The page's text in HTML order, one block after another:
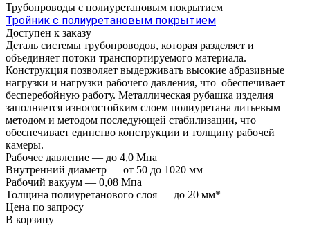
Трубопроводы с полиуретановым покрытием
Тройник с полиуретановым покрытием
Доступен к заказу
Деталь системы трубопроводов, которая разделяет и
объединяет потоки транспортируемого материала.
Конструкция позволяет выдерживать высокие абразивные
нагрузки и нагрузки рабочего давления, что обеспечивает
бесперебойную работу. Металлическая рубашка изделия
заполняется износостойким слоем полиуретана литьевым
методом и методом последующей стабилизации, что
обеспечивает единство конструкции и толщину рабочей
камеры.
Рабочее давление — до 4,0 Мпа
Внутренний диаметр — от 50 до 1020 мм
Рабочий вакуум — 0,08 Мпа
Толщина полиуретанового слоя — до 20 мм*
Цена по запросу
В корзину